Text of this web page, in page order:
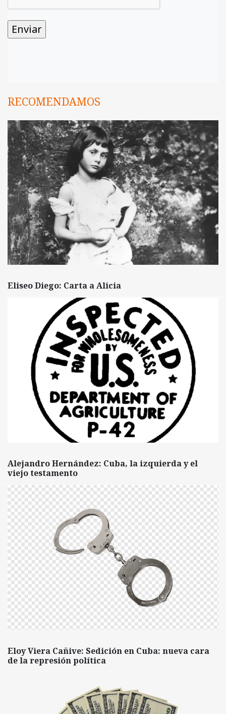
RECOMENDAMOS
Eliseo Diego: Carta a Alicia
Alejandro Hernández: Cuba, la izquierda y el
viejo testamento
Eloy Viera Cañive: Sedición en Cuba: nueva cara
de la represión política